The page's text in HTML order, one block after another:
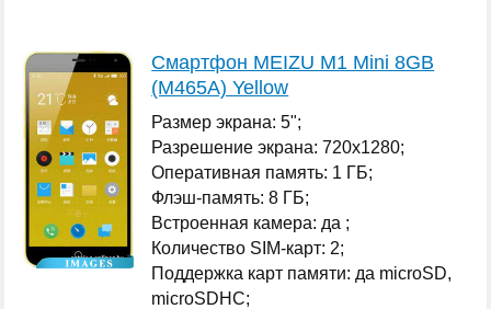
Смартфон MEIZU M1 Mini 8GB
(M465A) Yellow
Размер экрана: 5";
Разрешение экрана: 720x1280;
Оперативная память: 1 ГБ;
Флэш-память: 8 ГБ;
Встроенная камера: да ;
Количество SIM-карт: 2;
Поддержка карт памяти: да microSD,
microSDHC;